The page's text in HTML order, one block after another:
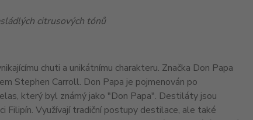
citrusových tónů
chuti a unikátnímu charakteru. Značka Don Papa
Stephen Carroll. Don Papa je pojmenován po
který byl známý jako "Don Papa". Destiláty jsou
Filipín. Využívají tradiční postupy destilace, ale také